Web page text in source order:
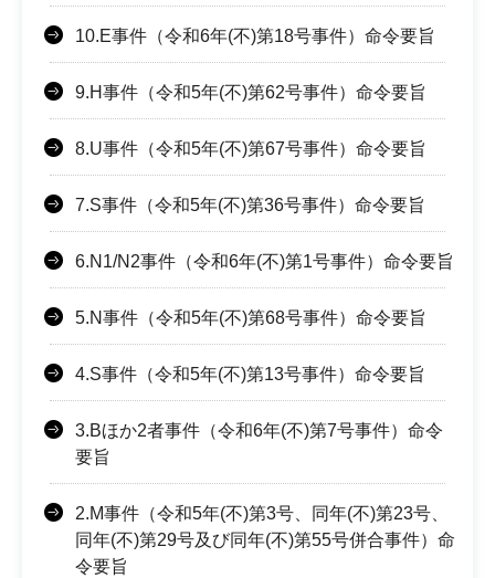
10.E事件（令和6年(不)第18号事件）命令要旨
9.H事件（令和5年(不)第62号事件）命令要旨
8.U事件（令和5年(不)第67号事件）命令要旨
7.S事件（令和5年(不)第36号事件）命令要旨
6.N1/N2事件（令和6年(不)第1号事件）命令要旨
5.N事件（令和5年(不)第68号事件）命令要旨
4.S事件（令和5年(不)第13号事件）命令要旨
3.Bほか2者事件（令和6年(不)第7号事件）命令
要旨
2.M事件（令和5年(不)第3号、同年(不)第23号、
同年(不)第29号及び同年(不)第55号併合事件）命
令要旨